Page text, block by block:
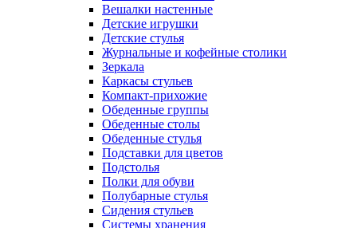
Вешалки настенные
Детские игрушки
Детские стулья
Журнальные и кофейные столики
Зеркала
Каркасы стульев
Компакт-прихожие
Обеденные группы
Обеденные столы
Обеденные стулья
Подставки для цветов
Подстолья
Полки для обуви
Полубарные стулья
Сидения стульев
Системы хранения